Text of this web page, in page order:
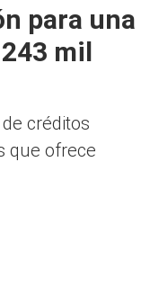
para una
mil
créditos
que ofrece